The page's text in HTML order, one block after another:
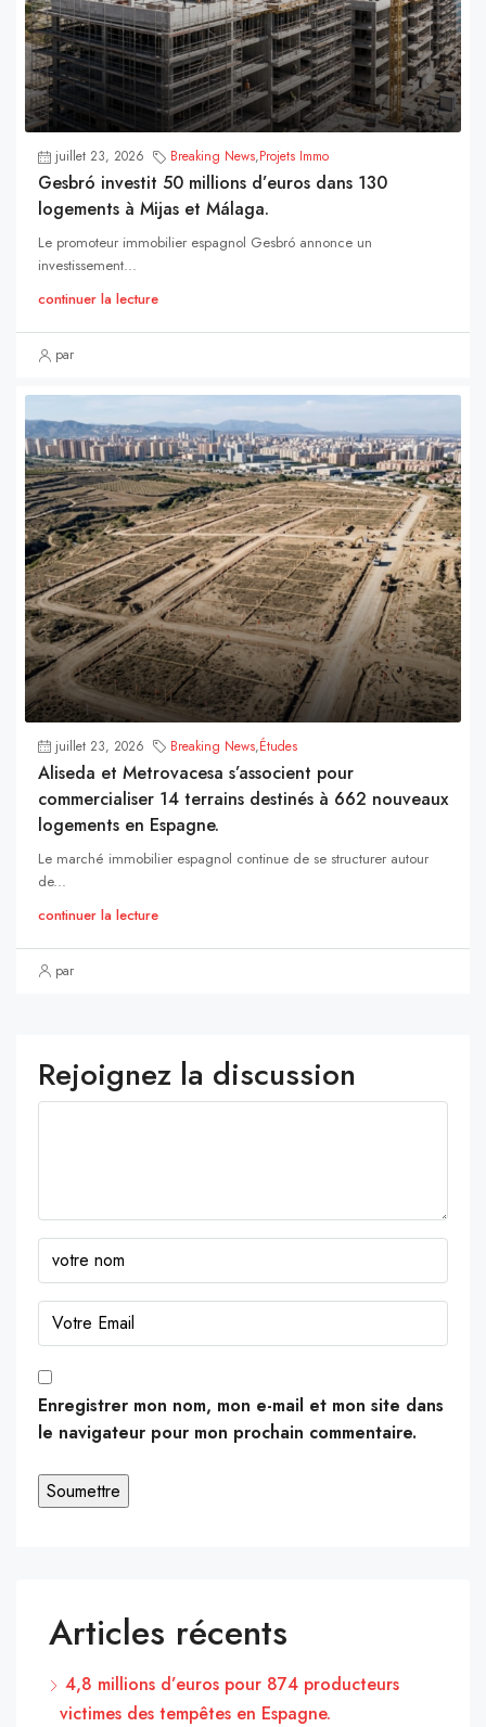
juillet 23, 2026 Breaking News,Projets Immo
Gesbró investit 50 millions d’euros dans 130
logements à Mijas et Málaga.
Le promoteur immobilier espagnol Gesbró annonce un
investissement...
continuer la lecture
par
juillet 23, 2026 Breaking News,Études
Aliseda et Metrovacesa s’associent pour
commercialiser 14 terrains destinés à 662 nouveaux
logements en Espagne.
Le marché immobilier espagnol continue de se structurer autour
de...
continuer la lecture
par
Rejoignez la discussion
Enregistrer mon nom, mon e-mail et mon site dans
le navigateur pour mon prochain commentaire.
Articles récents
4,8 millions d’euros pour 874 producteurs
victimes des tempêtes en Espagne.